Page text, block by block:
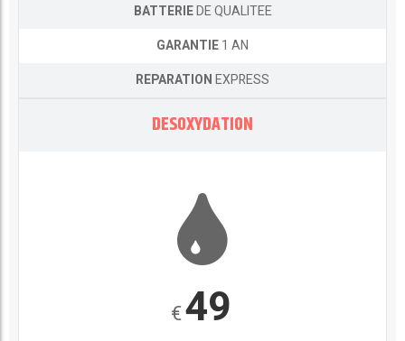
BATTERIEDE QUALITEE
GARANTIE1 AN
REPARATIONEXPRESS
DESOXYDATION
€49